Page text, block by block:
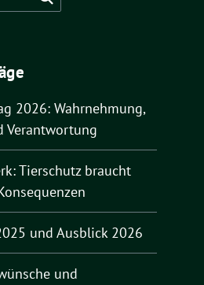
2026: Wahrnehmung,
Verantwortung
Tierschutz braucht
und Ausblick 2026
und